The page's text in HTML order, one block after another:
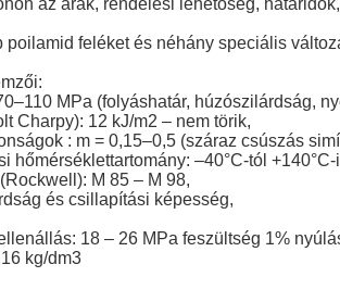
poilamid feléket és néhány speciális
MPa (folyáshatár, húzószilárdság,
Charpy): 12 kJ/m2 – nem törik,
: m = 0,15–0,5 (száraz csúszás
hőmérséklettartomány: –40°C-tól +140°C-
M 85 – M 98,
és csillapítási képesség,
18 – 26 MPa feszültség 1%
kg/dm3